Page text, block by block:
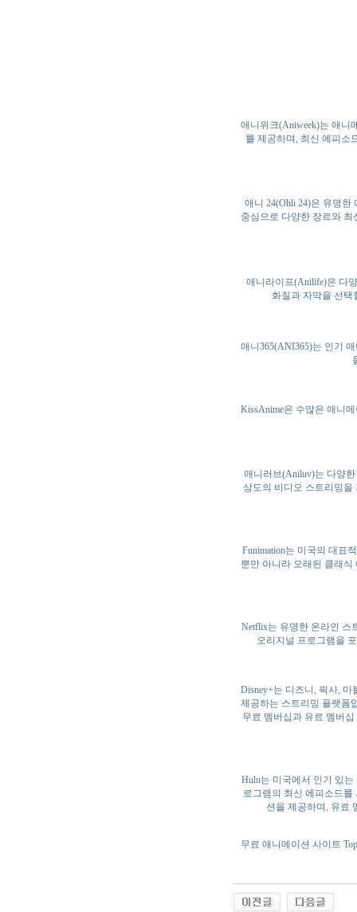
애니위크(Aniweek)는 애니
를 제공하며, 최신 에피소
애니 24(Ohli 24)은 유명
중심으로 다양한 장르와
애니라이프(Anilife)은 다
화질과 자막을 선
애니365(ANI365)는 인기
KissAnime은 수많은 애니
애니러브(Aniluv)는 다양
상도의 비디오 스트리밍을
Funimation는 미국의 대표
뿐만 아니라 오래된 클래
Netflix는 유명한 온라인 스
오리지널 프로그램을
Disney+는 디즈니, 픽사,
제공하는 스트리밍 플랫폼
무료 멤버십과 유료 멤버
Hulu는 미국에서 인기 있
로그램의 최신 에피소드
션을 제공하며, 유료
무료 애니메이션 사이트